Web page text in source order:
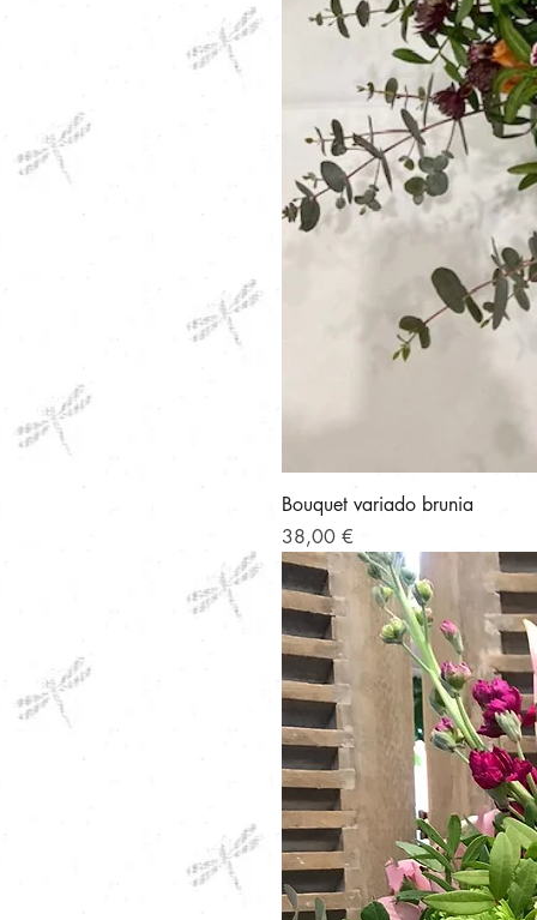
Bouquet variado brunia
Precio
38,00 €